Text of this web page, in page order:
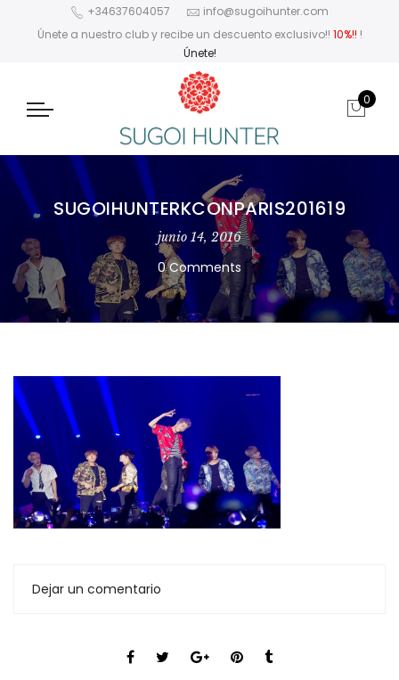
+34637604057
info@sugoihunter.com
Únete a nuestro club y recibe un descuento exclusivo!! 10%!! !
Únete!
0
SUGOIHUNTERKCONPARIS201619
junio 14, 2016
0 Comments
Dejar un comentario